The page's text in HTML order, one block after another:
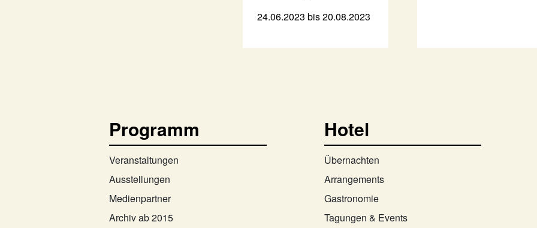
24.06.2023 bis 20.08.2023
Programm
Veranstaltungen
Ausstellungen
Medienpartner
Archiv ab 2015
Hotel
Übernachten
Arrangements
Gastronomie
Tagungen & Events